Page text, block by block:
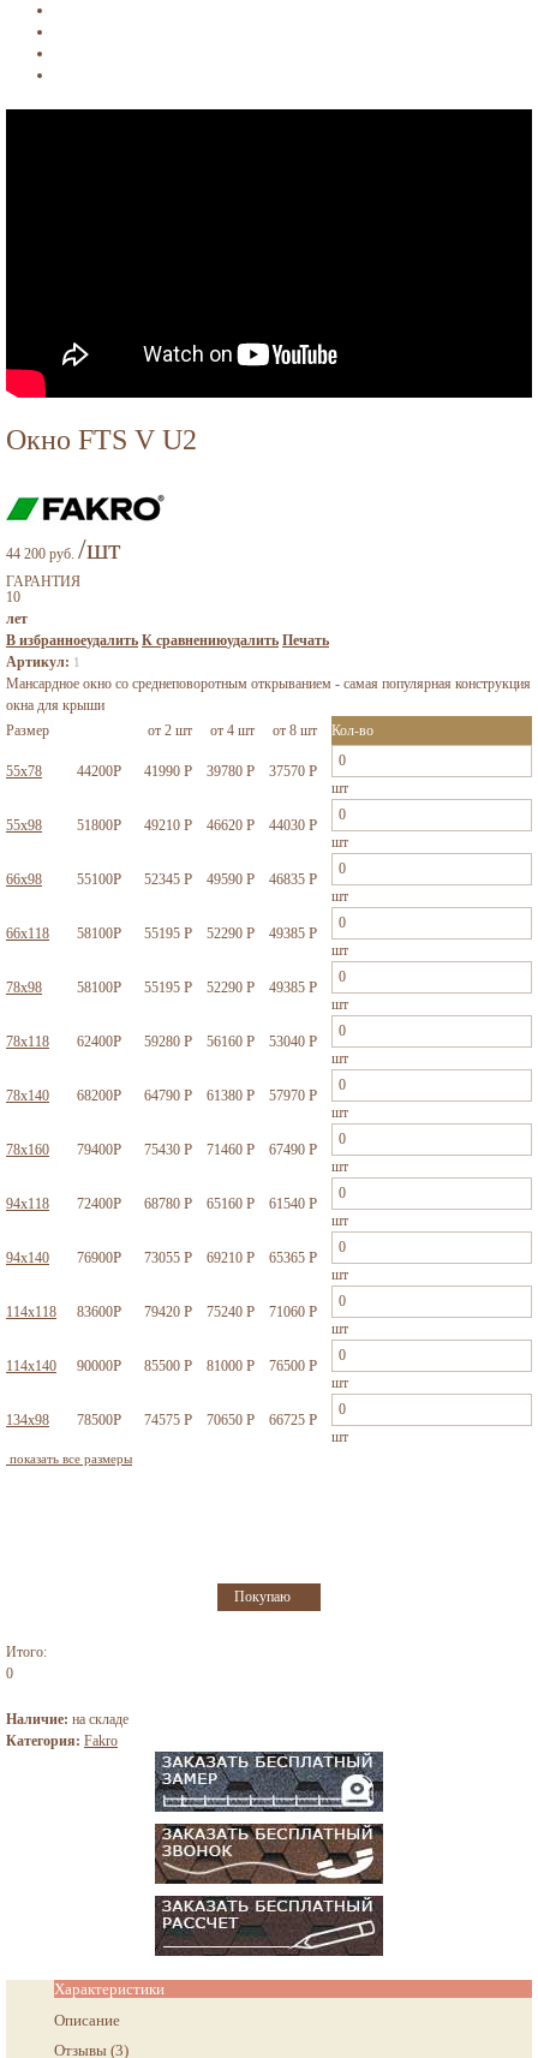
Окно FTS V U2
44 200 руб. /шт
ГАРАНТИЯ
10
лет
В избранноеудалить К сравнениюудалить Печать
Артикул: 1
Мансардное окно со среднеповоротным открыванием - самая популярная конструкция
окна для крыши
Размер
от 2 шт от 4 шт от 8 шт Кол-во
55x78 44200Р 41990 Р 39780 Р 37570 Р
шт
55x98 51800Р 49210 Р 46620 Р 44030 Р
шт
66x98 55100Р 52345 Р 49590 Р 46835 Р
шт
66x118 58100Р 55195 Р 52290 Р 49385 Р
шт
78x98 58100Р 55195 Р 52290 Р 49385 Р
шт
78x118 62400Р 59280 Р 56160 Р 53040 Р
шт
78x140 68200Р 64790 Р 61380 Р 57970 Р
шт
78x160 79400Р 75430 Р 71460 Р 67490 Р
шт
94x118 72400Р 68780 Р 65160 Р 61540 Р
шт
94x140 76900Р 73055 Р 69210 Р 65365 Р
шт
114x118 83600Р 79420 Р 75240 Р 71060 Р
шт
114x140 90000Р 85500 Р 81000 Р 76500 Р
шт
134x98 78500Р 74575 Р 70650 Р 66725 Р
шт
показать все размеры
Итого:
0
Наличие: на складе
Категория: Fakro
Характеристики
Описание
Отзывы (3)